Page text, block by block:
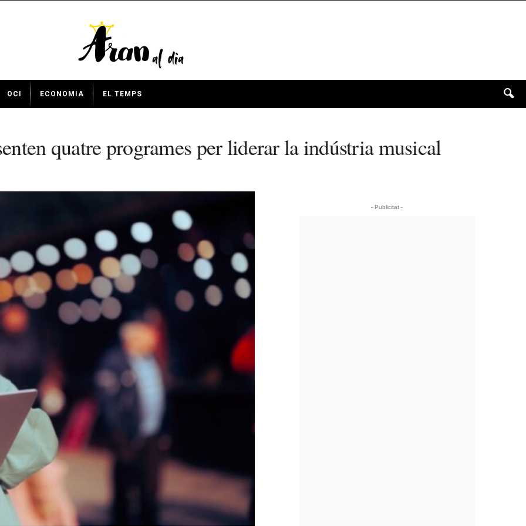
OCI ECONOMIA EL TEMPS
quatre programes per liderar la indústria musical
- Publicitat -